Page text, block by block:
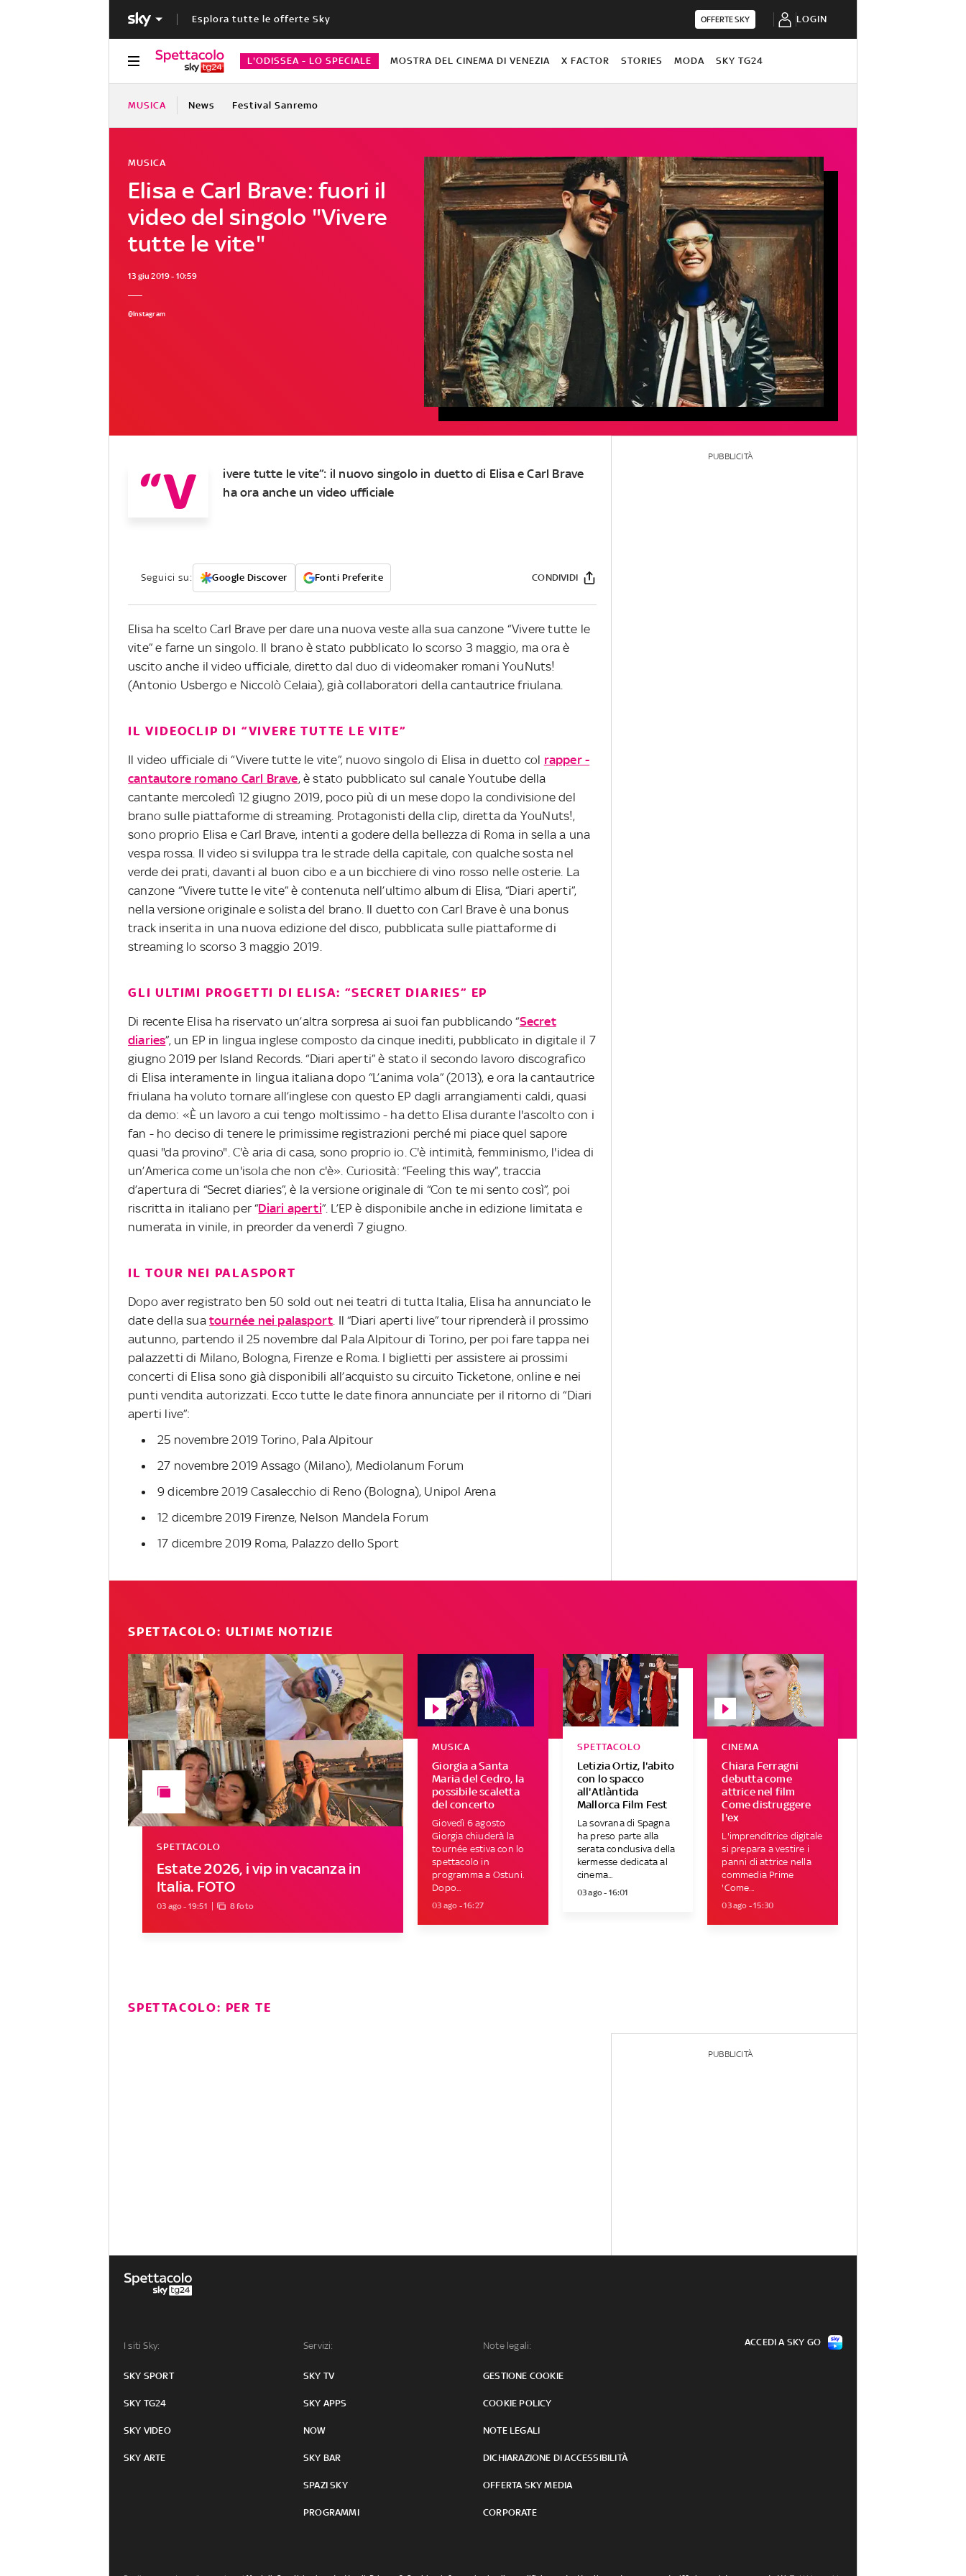
Esplora tutte le offerte Sky OFFERTE SKY LOGIN
L'ODISSEA - LO SPECIALE MOSTRA DEL CINEMA DI VENEZIA X FACTOR STORIES MODA SKY TG24
MUSICA News Festival Sanremo
Elisa e Carl Brave: fuori il
video del singolo "Vivere
tutte le vite"
MUSICA
13 giu 2019 - 10:59
@Instagram
“V
ivere tutte le vite”: il nuovo singolo in duetto di Elisa e Carl Brave
ha ora anche un video ufficiale
Seguici su: Google Discover Fonti Preferite CONDIVIDI
Elisa ha scelto Carl Brave per dare una nuova veste alla sua canzone “Vivere tutte le
vite” e farne un singolo. Il brano è stato pubblicato lo scorso 3 maggio, ma ora è
uscito anche il video ufficiale, diretto dal duo di videomaker romani YouNuts!
(Antonio Usbergo e Niccolò Celaia), già collaboratori della cantautrice friulana.
IL VIDEOCLIP DI “VIVERE TUTTE LE VITE”
Il video ufficiale di “Vivere tutte le vite”, nuovo singolo di Elisa in duetto col rapper -
cantautore romano Carl Brave, è stato pubblicato sul canale Youtube della
cantante mercoledì 12 giugno 2019, poco più di un mese dopo la condivisione del
brano sulle piattaforme di streaming. Protagonisti della clip, diretta da YouNuts!,
sono proprio Elisa e Carl Brave, intenti a godere della bellezza di Roma in sella a una
vespa rossa. Il video si sviluppa tra le strade della capitale, con qualche sosta nel
verde dei prati, davanti al buon cibo e a un bicchiere di vino rosso nelle osterie. La
canzone “Vivere tutte le vite” è contenuta nell’ultimo album di Elisa, “Diari aperti”,
nella versione originale e solista del brano. Il duetto con Carl Brave è una bonus
track inserita in una nuova edizione del disco, pubblicata sulle piattaforme di
streaming lo scorso 3 maggio 2019.
GLI ULTIMI PROGETTI DI ELISA: “SECRET DIARIES” EP
Di recente Elisa ha riservato un’altra sorpresa ai suoi fan pubblicando “Secret
diaries”, un EP in lingua inglese composto da cinque inediti, pubblicato in digitale il 7
giugno 2019 per Island Records. “Diari aperti” è stato il secondo lavoro discografico
di Elisa interamente in lingua italiana dopo “L’anima vola” (2013), e ora la cantautrice
friulana ha voluto tornare all’inglese con questo EP dagli arrangiamenti caldi, quasi
da demo: «È un lavoro a cui tengo moltissimo - ha detto Elisa durante l'ascolto con i
fan - ho deciso di tenere le primissime registrazioni perché mi piace quel sapore
quasi "da provino". C'è aria di casa, sono proprio io. C'è intimità, femminismo, l'idea di
un’America come un'isola che non c'è». Curiosità: “Feeling this way”, traccia
d’apertura di “Secret diaries”, è la versione originale di “Con te mi sento così”, poi
riscritta in italiano per “Diari aperti”. L’EP è disponibile anche in edizione limitata e
numerata in vinile, in preorder da venerdì 7 giugno.
IL TOUR NEI PALASPORT
Dopo aver registrato ben 50 sold out nei teatri di tutta Italia, Elisa ha annunciato le
date della sua tournée nei palasport . Il “Diari aperti live” tour riprenderà il prossimo
autunno, partendo il 25 novembre dal Pala Alpitour di Torino, per poi fare tappa nei
palazzetti di Milano, Bologna, Firenze e Roma. I biglietti per assistere ai prossimi
concerti di Elisa sono già disponibili all’acquisto su circuito Ticketone, online e nei
punti vendita autorizzati. Ecco tutte le date finora annunciate per il ritorno di “Diari
aperti live”:
25 novembre 2019 Torino, Pala Alpitour
27 novembre 2019 Assago (Milano), Mediolanum Forum
9 dicembre 2019 Casalecchio di Reno (Bologna), Unipol Arena
12 dicembre 2019 Firenze, Nelson Mandela Forum
17 dicembre 2019 Roma, Palazzo dello Sport
PUBBLICITÀ
SPETTACOLO: ULTIME NOTIZIE
Estate 2026, i vip in vacanza in
Italia. FOTO
SPETTACOLO
03 ago - 19:51 8 foto
Giorgia a Santa
Maria del Cedro, la
possibile scaletta
del concerto
MUSICA
Giovedì 6 agosto
Giorgia chiuderà la
tournée estiva con lo
spettacolo in
programma a Ostuni.
Dopo...
03 ago - 16:27
Letizia Ortiz, l'abito
con lo spacco
all'Atlàntida
Mallorca Film Fest
SPETTACOLO
La sovrana di Spagna
ha preso parte alla
serata conclusiva della
kermesse dedicata al
cinema...
03 ago - 16:01
Chiara Ferragni
debutta come
attrice nel film
Come distruggere
l'ex
CINEMA
L'imprenditrice digitale
si prepara a vestire i
panni di attrice nella
commedia Prime
'Come...
03 ago - 15:30
SPETTACOLO: PER TE
PUBBLICITÀ
I siti Sky:
SKY SPORT
SKY TG24
SKY VIDEO
SKY ARTE
Servizi:
SKY TV
SKY APPS
NOW
SKY BAR
SPAZI SKY
PROGRAMMI
Note legali:
GESTIONE COOKIE
COOKIE POLICY
NOTE LEGALI
DICHIARAZIONE DI ACCESSIBILITÀ
OFFERTA SKY MEDIA
CORPORATE
ACCEDI A SKY GO